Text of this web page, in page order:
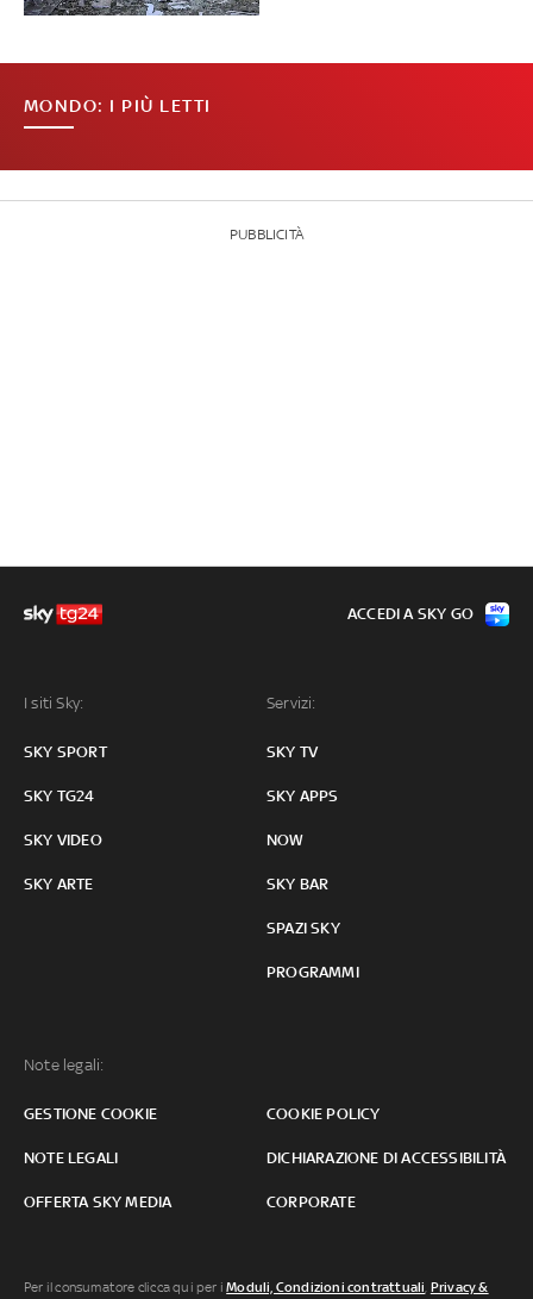
MONDO: I PIÙ LETTI
PUBBLICITÀ
I siti Sky:
SKY SPORT
SKY TG24
SKY VIDEO
SKY ARTE
Servizi:
SKY TV
SKY APPS
NOW
SKY BAR
SPAZI SKY
PROGRAMMI
Note legali:
GESTIONE COOKIE COOKIE POLICY
NOTE LEGALI DICHIARAZIONE DI ACCESSIBILITÀ
OFFERTA SKY MEDIA CORPORATE
ACCEDI A SKY GO
Per il consumatore clicca qui per iModuli, Condizioni contrattuali, Privacy &